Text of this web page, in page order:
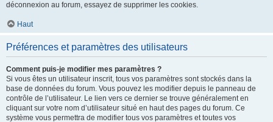
déconnexion au forum, essayez de supprimer les cookies.
Haut
Préférences et paramètres des utilisateurs
Comment puis-je modifier mes paramètres ?
Si vous êtes un utilisateur inscrit, tous vos paramètres sont stockés dans la
base de données du forum. Vous pouvez les modifier depuis le panneau de
contrôle de l’utilisateur. Le lien vers ce dernier se trouve généralement en
cliquant sur votre nom d’utilisateur situé en haut des pages du forum. Ce
système vous permettra de modifier tous vos paramètres et toutes vos